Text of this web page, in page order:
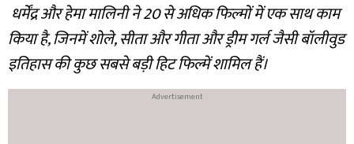
धर्मेंद्र और हेमा मालिनी ने 20 से अधिक फिल्मों में एक साथ काम
किया है, जिनमें शोले, सीता और गीता और ड्रीम गर्ल जैसी बॉलीवुड
इतिहास की कुछ सबसे बड़ी हिट फिल्में शामिल हैं।